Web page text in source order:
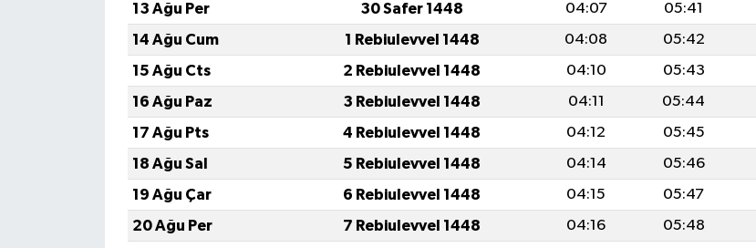
13 Ağu Per
30 Safer 1448 04:07 05:41
14 Ağu Cum
1 Rebiulevvel 1448 04:08 05:42
15 Ağu Cts
2 Rebiulevvel 1448 04:10 05:43
16 Ağu Paz
3 Rebiulevvel 1448 04:11 05:44
17 Ağu Pts
4 Rebiulevvel 1448 04:12 05:45
18 Ağu Sal
5 Rebiulevvel 1448 04:14 05:46
19 Ağu Çar
6 Rebiulevvel 1448 04:15 05:47
20 Ağu Per
7 Rebiulevvel 1448 04:16 05:48